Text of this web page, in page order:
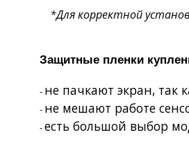
*Для корректной
Защитные пленки
- не пачкают экран, так
- не мешают работе
-есть большой выбор